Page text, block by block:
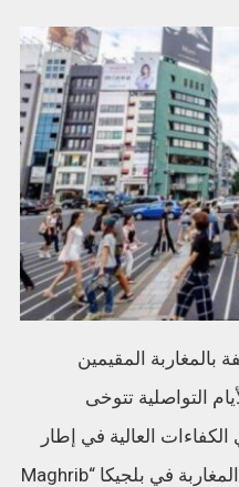
بالمغاربة المقيمين
التواصلية تتوخى
العالية في إطار
تنفيذ مشروع تعبئة المستثمرين المغاربة في بلجيكا “Maghrib